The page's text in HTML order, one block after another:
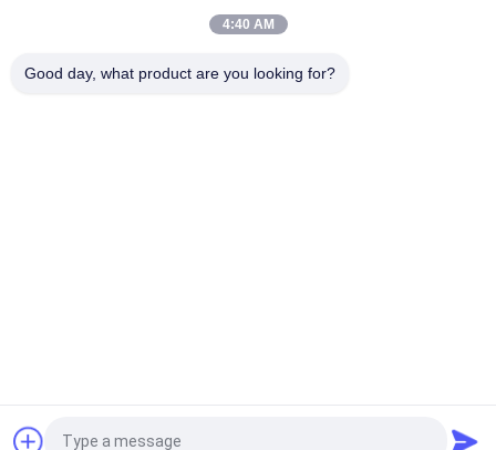
Czarne aluminium cnc Toczenie i frezowanie Części
4:40 AM
Good day, what product are you looking for?